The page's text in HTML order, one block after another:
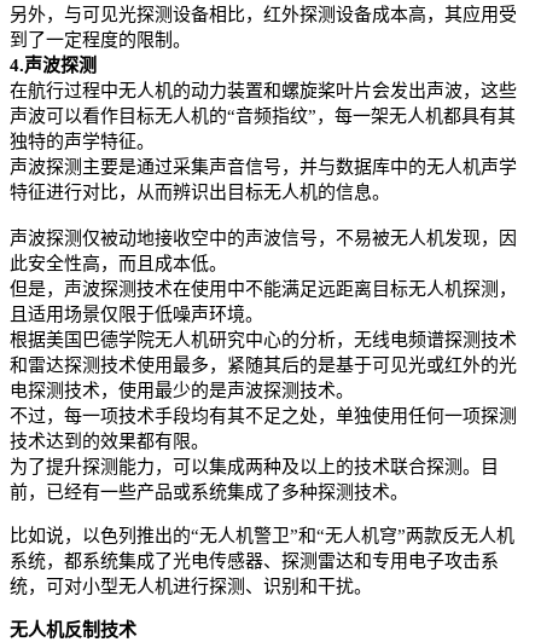
另外，与可见光探测设备相比，红外探测设备成本高，其应用受
到了一定程度的限制。
4.声波探测
在航行过程中无人机的动力装置和螺旋桨叶片会发出声波，这些
声波可以看作目标无人机的“音频指纹”，每一架无人机都具有其
独特的声学特征。
声波探测主要是通过采集声音信号，并与数据库中的无人机声学
特征进行对比，从而辨识出目标无人机的信息。
声波探测仅被动地接收空中的声波信号，不易被无人机发现，因
此安全性高，而且成本低。
但是，声波探测技术在使用中不能满足远距离目标无人机探测，
且适用场景仅限于低噪声环境。
根据美国巴德学院无人机研究中心的分析，无线电频谱探测技术
和雷达探测技术使用最多，紧随其后的是基于可见光或红外的光
电探测技术，使用最少的是声波探测技术。
不过，每一项技术手段均有其不足之处，单独使用任何一项探测
技术达到的效果都有限。
为了提升探测能力，可以集成两种及以上的技术联合探测。目
前，已经有一些产品或系统集成了多种探测技术。
比如说，以色列推出的“无人机警卫”和“无人机穹”两款反无人机
系统，都系统集成了光电传感器、探测雷达和专用电子攻击系
统，可对小型无人机进行探测、识别和干扰。
无人机反制技术